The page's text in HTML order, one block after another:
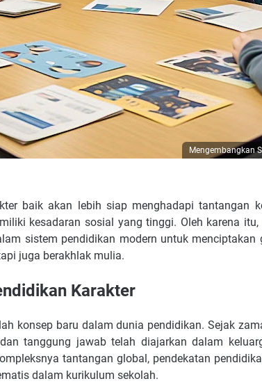
Mengembangkan
baik akan lebih siap menghadapi tantangan
kesadaran sosial yang tinggi. Oleh karena
sistem pendidikan modern untuk menciptakan
juga berakhlak mulia.
Karakter
konsep baru dalam dunia pendidikan. Sejak
tanggung jawab telah diajarkan dalam
tantangan global, pendekatan
dalam kurikulum sekolah.